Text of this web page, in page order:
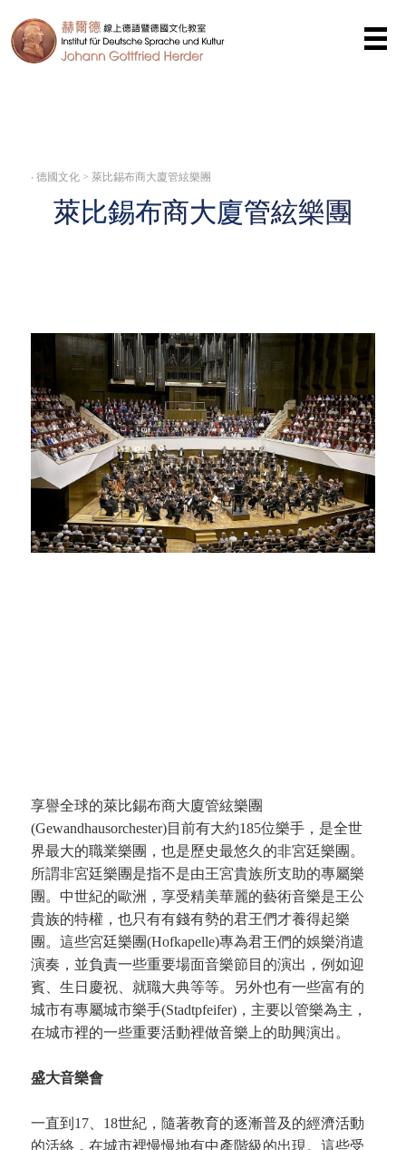
‧德國文化 > 萊比錫布商大廈管絃樂團
萊比錫布商大廈管絃樂團
享譽全球的萊比錫布商大廈管絃樂團
(Gewandhausorchester)目前有大約185位樂手，是全世
界最大的職業樂團，也是歷史最悠久的非宮廷樂團。
所謂非宮廷樂團是指不是由王宮貴族所支助的專屬樂
團。中世紀的歐洲，享受精美華麗的藝術音樂是王公
貴族的特權，也只有有錢有勢的君王們才養得起樂
團。這些宮廷樂團(Hofkapelle)專為君王們的娛樂消遣
演奏，並負責一些重要場面音樂節目的演出，例如迎
賓、生日慶祝、就職大典等等。另外也有一些富有的
城市有專屬城市樂手(Stadtpfeifer)，主要以管樂為主，
在城市裡的一些重要活動裡做音樂上的助興演出。
盛大音樂會
一直到17、18世紀，隨著教育的逐漸普及的經濟活動
的活絡，在城市裡慢慢地有中產階級的出現。這些受